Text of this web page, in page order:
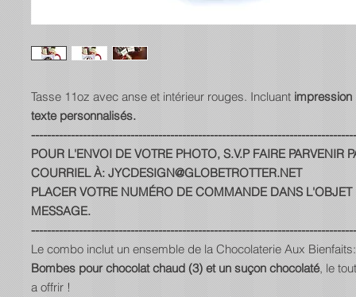
Tasse 11oz avec anse et intérieur rouges. Incluant impression
texte personnalisés.
POUR L'ENVOI DE VOTRE PHOTO, S.V.P FAIRE PARVENIR
COURRIEL À: JYCDESIGN@GLOBETROTTER.NET
PLACER VOTRE NUMÉRO DE COMMANDE DANS L'OBJET
MESSAGE.
Le combo inclut un ensemble de la Chocolaterie Aux Bienfaits:
Bombes pour chocolat chaud (3) et un suçon chocolaté, le
a offrir !